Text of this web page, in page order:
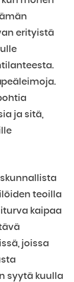
erityistä
ja sitä,
teoilla
kaipaa
joissa
syytä kuulla